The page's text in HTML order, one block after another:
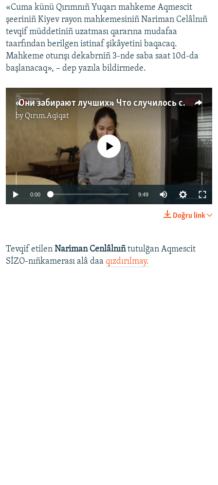
«Cuma künü Qırımnıñ Yuqarı mahkeme Aqmescit
şeeriniñ Kiyev rayon mahkemesiniñ Nariman Celâlnıñ
tevqif müddetiniñ uzatması qararına mudafaa
taarfından berilgen istinaf şikâyetini baqacaq.
Mahkeme oturışı dekabrniñ 3-nde saba saat 10d-da
başlanacaq», – dep yazıla bildirmede.
«Они забирают лучших». Что случилось с Асаном Ахтемовым глазами его родных (видео)
byQırım.Aqiqat
No media source currently available
0:00 9:49
Doğru link
Tevqif etilen Nariman Cenlâlnıñtutulğan Aqmescit
SİZO-nıñkamerası alâ daa qızdırılmay.